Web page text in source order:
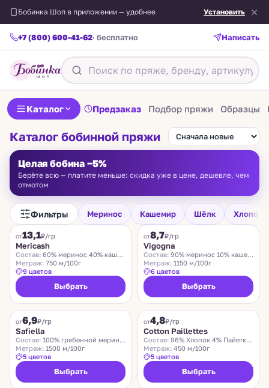
Бобинка Шоп в приложении — удобнее Установить
+7 (800) 600-41-62· бесплатно Написать
Каталог Предзаказ Подбор пряжи Образцы
Каталог бобинной пряжи
Целая бобина −5%
Берёте всю — платите меньше: скидка уже в цене, дешевле, чем
отмотом
Фильтры Меринос Кашемир Шёлк Хлопок
FILAMORE
от13,1₽/гр
Mericash
Состав: 60% меринос 40% кашемир
Метраж: 750 м/100г
9 цветов
Выбрать
VIGOGNA
от8,7₽/гр
Vigogna
Состав: 90% меринос 10% кашемир
Метраж: 1150 м/100г
6 цветов
Выбрать
от6,9₽/гр
Safiella
Состав: 100% гребенной меринос
Метраж: 1500 м/100г
5 цветов
Выбрать
от4,8₽/гр
Cotton Paillettes
Состав: 96% Хлопок 4% Пайетки Полиэстер
Метраж: 450 м/100г
5 цветов
Выбрать